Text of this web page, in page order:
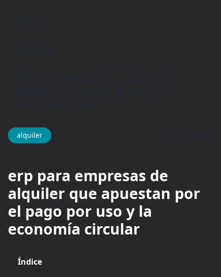
alquiler
erp para empresas de
alquiler que apuestan por
el pago por uso y la
economía circular
Índice